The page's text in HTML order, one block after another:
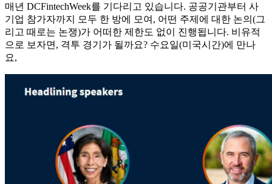
매년 DCFintechWeek를 기다리고 있습니다. 공공기관부터 사
기업 참가자까지 모두 한 방에 모여, 어떤 주제에 대한 논의(그
리고 때로는 논쟁)가 어떠한 제한도 없이 진행됩니다. 비유적
으로 보자면, 격투 경기가 될까요? 수요일(미국시간)에 만나
요,